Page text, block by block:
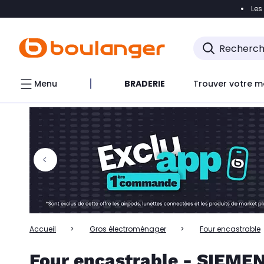
Accéder
Accéder directement au chatbot
Menu BRADERIE Trouver votre
Accueil Gros électroménager Four encastrable